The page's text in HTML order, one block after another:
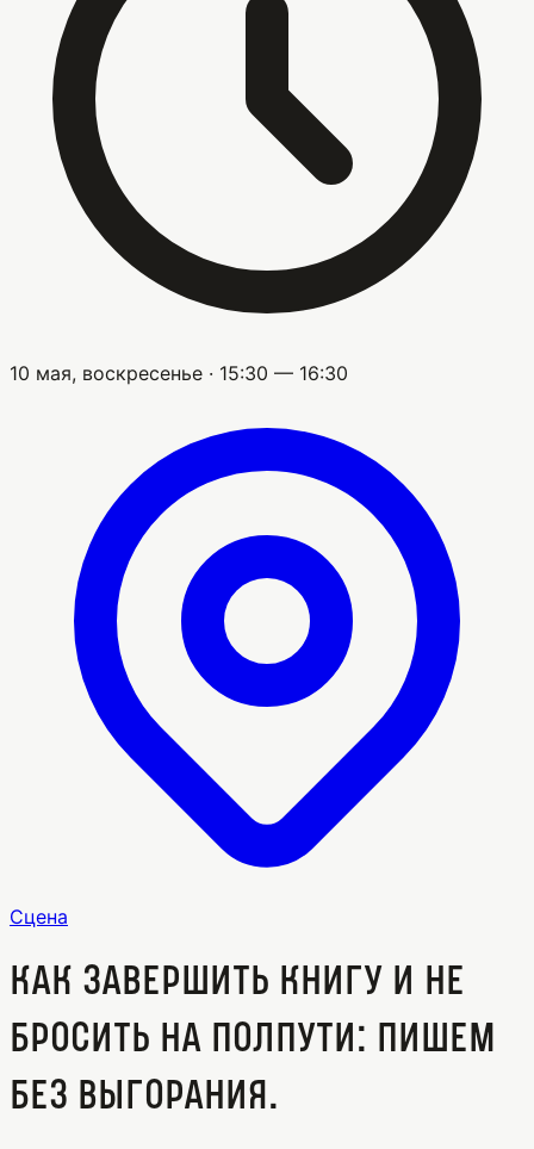
10 мая, воскресенье · 15:30 — 16:30
Сцена
Как завершить книгу и не
бросить на полпути: пишем
без выгорания.